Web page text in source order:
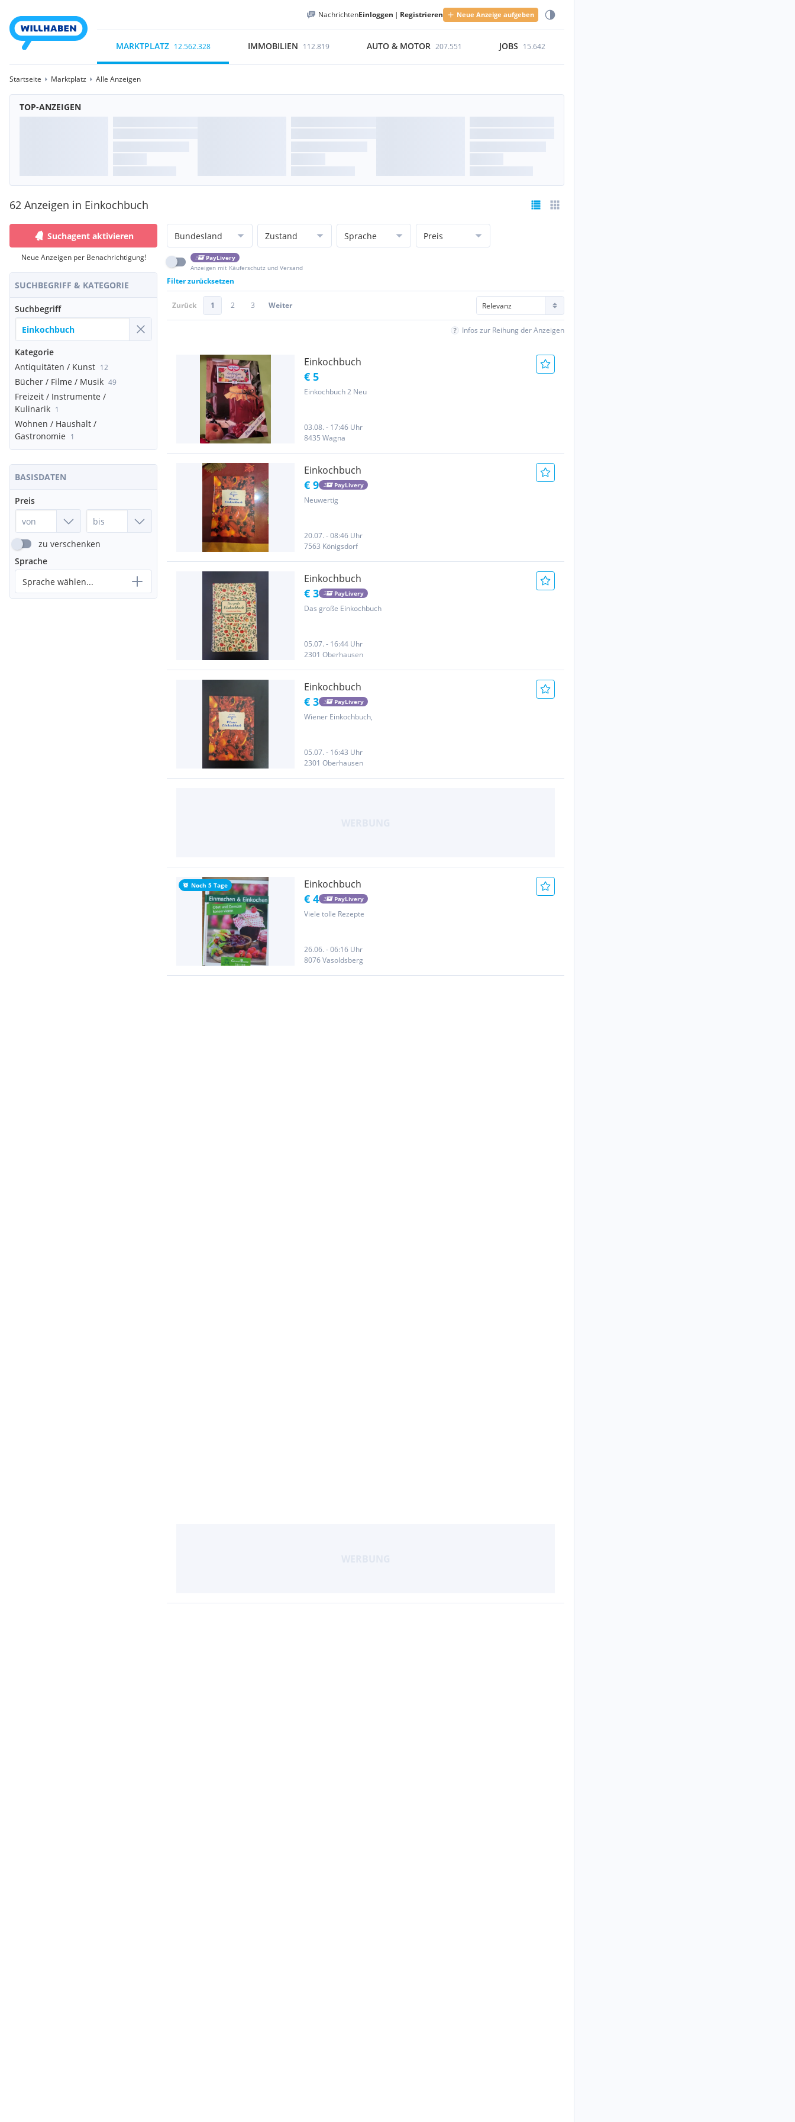
NachrichtenEinloggen | Registrieren Neue Anzeige aufgeben
MARKTPLATZ 12.562.328 IMMOBILIEN 112.819 AUTO & MOTOR 207.551 JOBS 15.642
Startseite Marktplatz Alle Anzeigen
TOP-ANZEIGEN
62 Anzeigen in Einkochbuch
Suchagent aktivieren
Neue Anzeigen per Benachrichtigung!
SUCHBEGRIFF & KATEGORIE
Suchbegriff
Kategorie
Antiquitäten / Kunst 12
Bücher / Filme / Musik 49
Freizeit / Instrumente /
Kulinarik 1
Wohnen / Haushalt /
Gastronomie 1
BASISDATEN
Preis
zu verschenken
Sprache
Sprache wählen...
Bundesland Zustand Sprache Preis
PayLivery
Anzeigen mit Käuferschutz und Versand
Filter zurücksetzen
Zurück 1 2 3 Weiter
Infos zur Reihung der Anzeigen
Einkochbuch
€ 5
Einkochbuch 2 Neu
03.08. - 17:46 Uhr
8435 Wagna
Einkochbuch
€ 9 PayLivery
Neuwertig
20.07. - 08:46 Uhr
7563 Königsdorf
Einkochbuch
€ 3 PayLivery
Das große Einkochbuch
05.07. - 16:44 Uhr
2301 Oberhausen
Einkochbuch
€ 3 PayLivery
Wiener Einkochbuch,
05.07. - 16:43 Uhr
2301 Oberhausen
Noch 5 Tage Einkochbuch
€ 4 PayLivery
Viele tolle Rezepte
26.06. - 06:16 Uhr
8076 Vasoldsberg